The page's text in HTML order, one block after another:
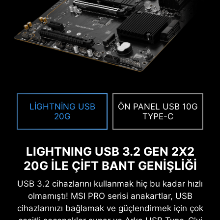
LIGHTNING USB
20G
ÖN PANEL USB 10G
TYPE-C
LIGHTNING USB 3.2 GEN 2X2
20G İLE ÇİFT BANT GENİŞLİĞİ
USB 3.2 cihazlarını kullanmak hiç bu kadar hızlı
olmamıştı! MSI PRO serisi anakartlar, USB
cihazlarınızı bağlamak ve güçlendirmek için çok
sürücüleri, EFI uygulamaları ve
işletim sistemi de dahil olmak üzere
her bir önyükleme yazılımının
imzası kontrol edilir. İmzalar geçerli
olduğu sürece bilgisayar
RESIZABLE BAR
erişerek performansını arttırmasını sağlayan